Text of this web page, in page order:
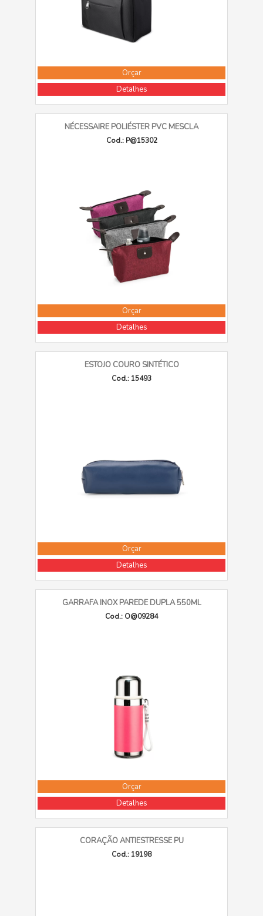
Orçar
Detalhes
NÉCESSAIRE POLIÉSTER PVC MESCLA
Cod.: P@15302
Orçar
Detalhes
ESTOJO COURO SINTÉTICO
Cod.: 15493
Orçar
Detalhes
GARRAFA INOX PAREDE DUPLA 550ML
Cod.: O@09284
Orçar
Detalhes
CORAÇÃO ANTIESTRESSE PU
Cod.: 19198